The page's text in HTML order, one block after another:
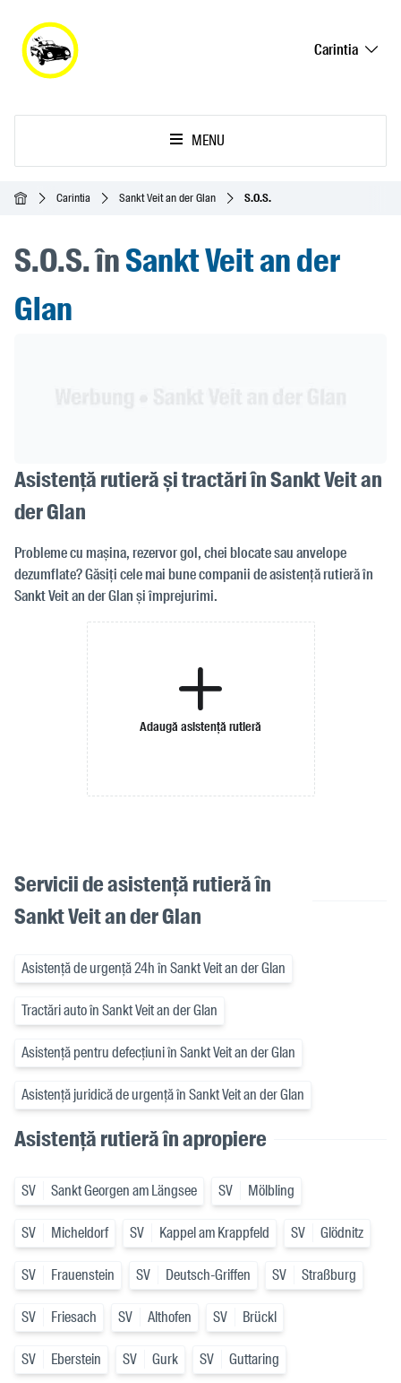
Carintia
MENU
Acasă Carintia Sankt Veit an der Glan S.O.S.
S.O.S. înSankt Veit an der
Glan
Asistență rutieră și tractări în Sankt Veit an
der Glan
Probleme cu mașina, rezervor gol, chei blocate sau anvelope
dezumflate? Găsiți cele mai bune companii de asistență rutieră în
Sankt Veit an der Glan și împrejurimi.
Adaugă asistență rutieră
Servicii de asistență rutieră în
Sankt Veit an der Glan
Asistență de urgență 24h în Sankt Veit an der Glan
Tractări auto în Sankt Veit an der Glan
Asistență pentru defecțiuni în Sankt Veit an der Glan
Asistență juridică de urgență în Sankt Veit an der Glan
Asistență rutieră în apropiere
SV Sankt Georgen am Längsee SV Mölbling
SV Micheldorf SV Kappel am Krappfeld SV Glödnitz
SV Frauenstein SV Deutsch-Griffen SV Straßburg
SV Friesach SV Althofen SV Brückl
SV Eberstein SV Gurk SV Guttaring